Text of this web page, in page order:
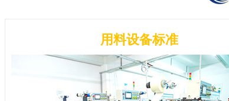
用料设备标准